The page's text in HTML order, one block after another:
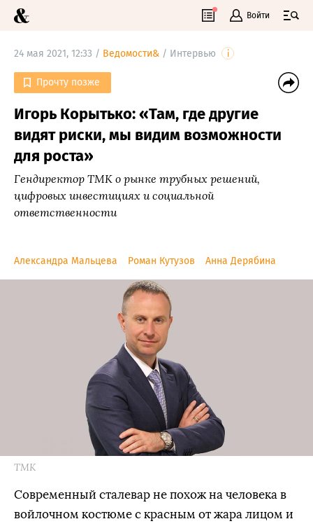
Войти
24 мая 2021, 12:33 / Ведомости& / Интервью i
Прочту позже
Игорь Корытько: «Там, где другие
видят риски, мы видим возможности
для роста»
Гендиректор ТМК о рынке трубных решений,
цифровых инвестициях и социальной
ответственности
Александра Мальцева Роман Кутузов Анна Дерябина
ТМК
Современный сталевар не похож на человека в
войлочном костюме с красным от жара лицом и